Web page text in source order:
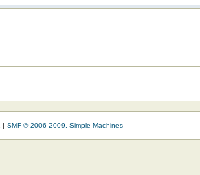
| SMF © 2006-2009, Simple Machines